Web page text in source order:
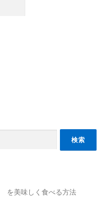
を美味しく食べる方法